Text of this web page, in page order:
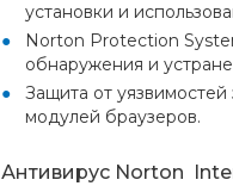
установки и
Norton Protection
обнаружения и
Защита от
модулей браузеров.
Антивирус Norton